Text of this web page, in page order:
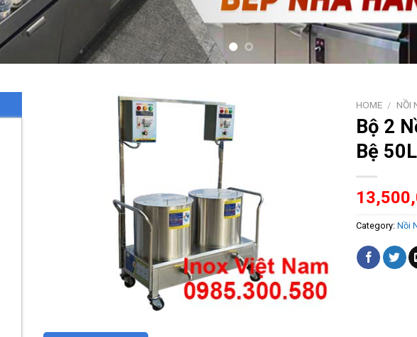
HOME / NỒI
Bộ 2
Bệ 50L
Category: Nồi